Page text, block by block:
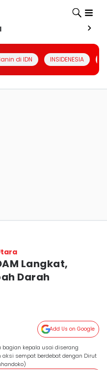
di IDN INSIDENESIA
Langkat,
Darah
Add Us on Google
kepala usai diserang
sempat berdebat dengan Dirut